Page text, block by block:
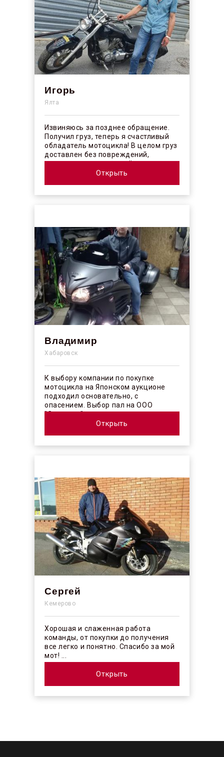
Игорь
Ялта
Извиняюсь за позднее обращение.
Получил груз, теперь я счастливый
обладатель мотоцикла! В целом груз
доставлен без повреждений,
огорчило отсутствие плёночного
Открыть
Владимир
Хабаровск
К выбору компании по покупке
мотоцикла на Японском аукционе
подходил основательно, с
опасением. Выбор пал на ООО
"Синергос" после изучения отзывов в
Открыть
Сергей
Кемерово
Хорошая и слаженная работа
команды, от покупки до получения
все легко и понятно. Спасибо за мой
мот! ...
Открыть